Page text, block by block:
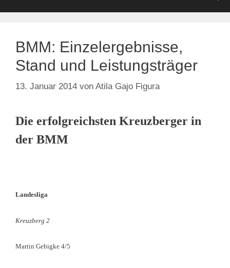
BMM: Einzelergebnisse,
Stand und Leistungsträger
13. Januar 2014 von Atila Gajo Figura
Die erfolgreichsten Kreuzberger in
der BMM
Landesliga
Kreuzberg 2
Martin Gebigke 4/5